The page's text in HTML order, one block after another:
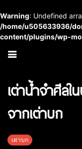
Warning: Undefined
/home/u505633936/
content/plugins/wp-
เต่าน้ำจำศีลใ
จากเต่าบก
เต่าบก